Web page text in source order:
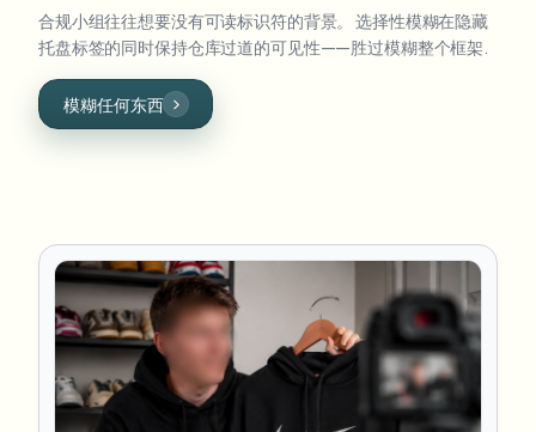
合规小组往往想要没有可读标识符的背景。 选择性模糊在隐藏
托盘标签的同时保持仓库过道的可见性——胜过模糊整个框架.
模糊任何东西